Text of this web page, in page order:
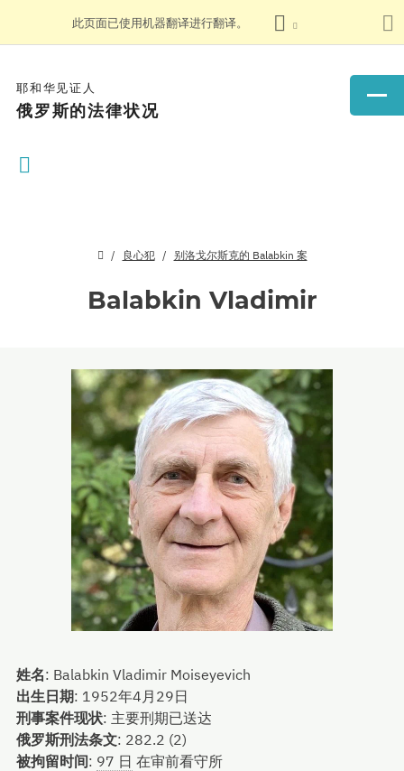
此页面已使用机器翻译进行翻译。
耶和华见证人
俄罗斯的法律状况
良心犯 别洛戈尔斯克的 Balabkin 案
Balabkin Vladimir
姓名: Balabkin Vladimir Moiseyevich
出生日期: 1952年4月29日
刑事案件现状: 主要刑期已送达
俄罗斯刑法条文: 282.2 (2)
被拘留时间: 97 日 在审前看守所